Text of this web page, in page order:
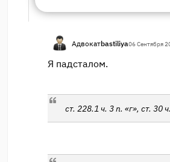
Адвокатbastiliya06 Сентября
Я падсталом.
ст. 228.1 ч. 3 п. «г», ст. 30